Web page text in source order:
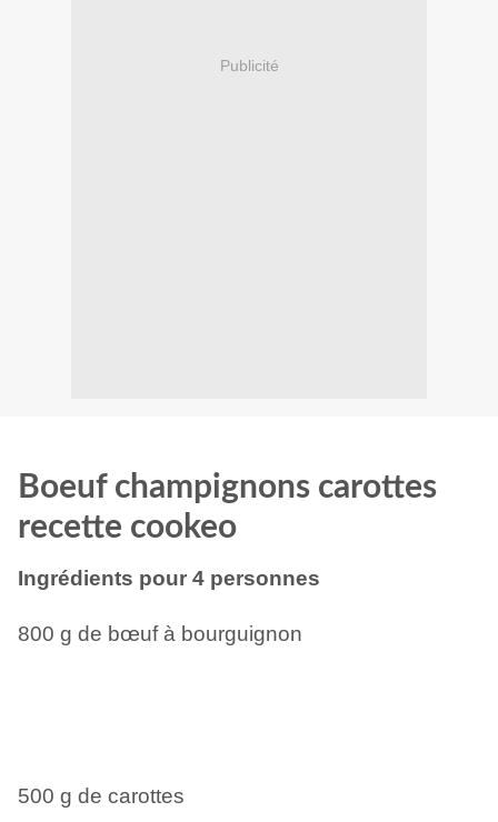
Publicité
Boeuf champignons carottes
recette cookeo
Ingrédients pour 4 personnes
800 g de bœuf à bourguignon
500 g de carottes